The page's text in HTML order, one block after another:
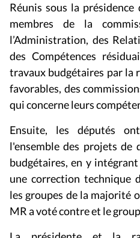
Réunis sous la
membres de la c
l’Administration, des
des Compétences
travaux budgétaires par la
favorables, des
qui concerne leurs
Ensuite, les députés
l'ensemble des projets de
budgétaires, en y
une correction technique
les groupes de la majorité
MR a voté contre et le